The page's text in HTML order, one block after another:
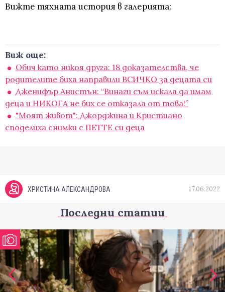
Вижте тяхната история в галерията:
Виж още:
Обич като никоя друга: 18 доказателства, че
родителите биха направили ВСИЧКО за децата си
Дженифър Анистън: “Винаги съм искала да имам
деца и НИКОГА не бих се отказала от това!”
"Моят живот": Джорджина и Кристиано
споделиха снимки с ПЕТТЕ си деца
ХРИСТИНА АЛЕКСАНДРОВА 17.06.2022
Последни статии